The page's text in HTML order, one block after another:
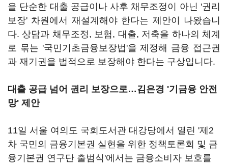
을 단순한 대출 공급이나 사후 채무조정이 아닌 '권리
보장' 차원에서 재설계해야 한다는 제안이 나왔습니
다. 상담과 채무조정, 보험, 대출, 저축을 하나의 체계
로 묶는 '국민기초금융보장법'을 제정해 금융 접근권
과 재기권을 법적으로 보장해야 한다는 구상입니다.
대출 공급 넘어 권리 보장으로…김은경 '기금융 안전
망' 제안
11일 서울 여의도 국회도서관 대강당에서 열린 '제2
차 국민의 금융기본권 실현을 위한 정책토론회 및 금
융기본권 연구단 출범식'에서는 금융소비자 보호를